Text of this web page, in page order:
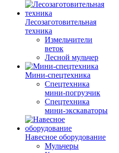
Лесозаготовительная
техника
Измельчители
веток
Лесной мульчер
Мини-спецтехника
Спецтехника
мини-погрузчик
Спецтехника
мини-экскаваторы
Навесное оборудование
Мульчеры